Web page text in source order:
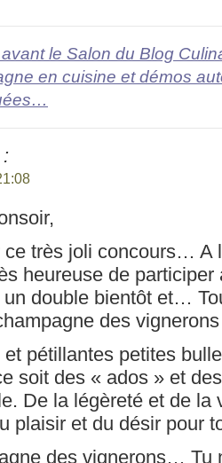
le Salon du Blog
en cuisine et démos
ce très joli concours… A
heureuse de
double bientôt et…
des
pétillantes petites
soit des « ados » et
De la légèreté et de la
plaisir et du désir pour
des vignerons… Tu